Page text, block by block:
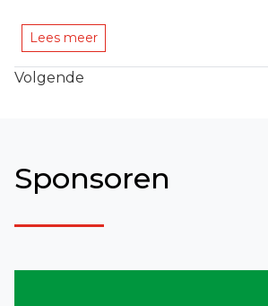
Lees meer
Volgende
Sponsoren